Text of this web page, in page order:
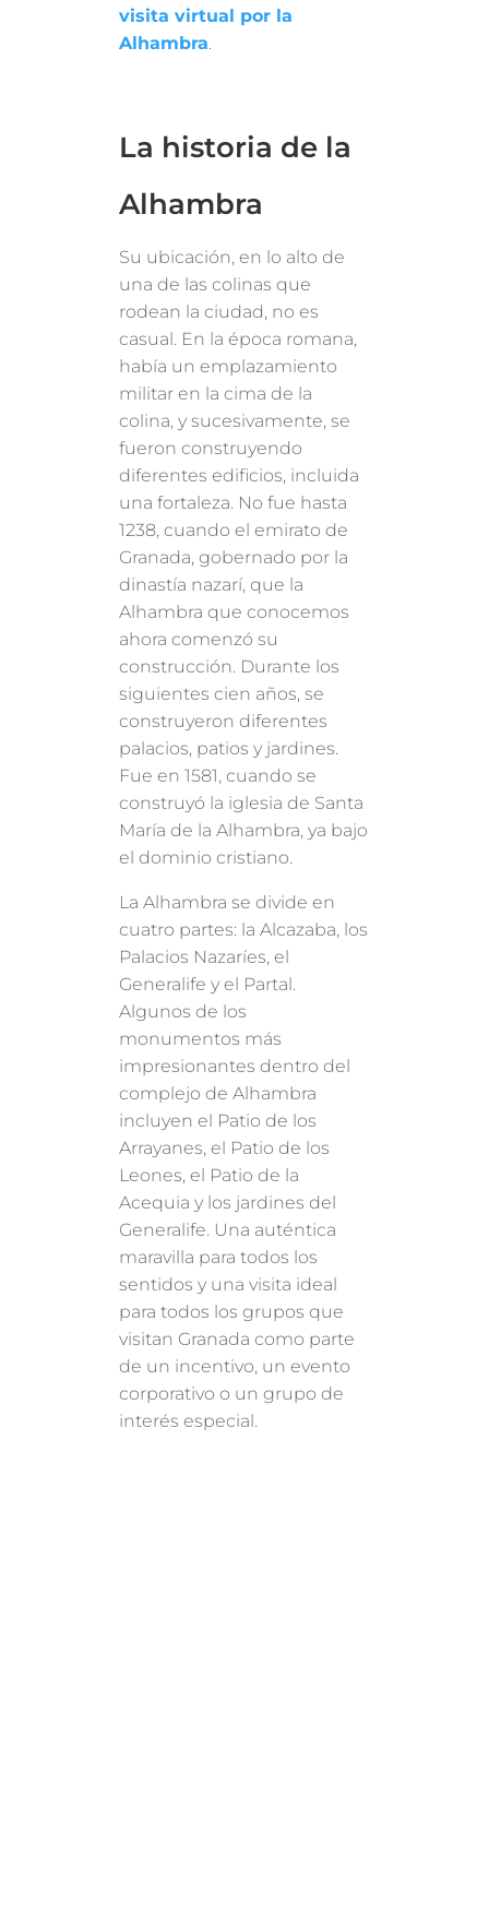
visita virtual por la
Alhambra.
La historia de la
Alhambra
Su ubicación, en lo alto de
una de las colinas que
rodean la ciudad, no es
casual. En la época romana,
había un emplazamiento
militar en la cima de la
colina, y sucesivamente, se
fueron construyendo
diferentes edificios, incluida
una fortaleza. No fue hasta
1238, cuando el emirato de
Granada, gobernado por la
dinastía nazarí, que la
Alhambra que conocemos
ahora comenzó su
construcción. Durante los
siguientes cien años, se
construyeron diferentes
palacios, patios y jardines.
Fue en 1581, cuando se
construyó la iglesia de Santa
María de la Alhambra, ya bajo
el dominio cristiano.
La Alhambra se divide en
cuatro partes: la Alcazaba, los
Palacios Nazaríes, el
Generalife y el Partal.
Algunos de los
monumentos más
impresionantes dentro del
complejo de Alhambra
incluyen el Patio de los
Arrayanes, el Patio de los
Leones, el Patio de la
Acequia y los jardines del
Generalife. Una auténtica
maravilla para todos los
sentidos y una visita ideal
para todos los grupos que
visitan Granada como parte
de un incentivo, un evento
corporativo o un grupo de
interés especial.